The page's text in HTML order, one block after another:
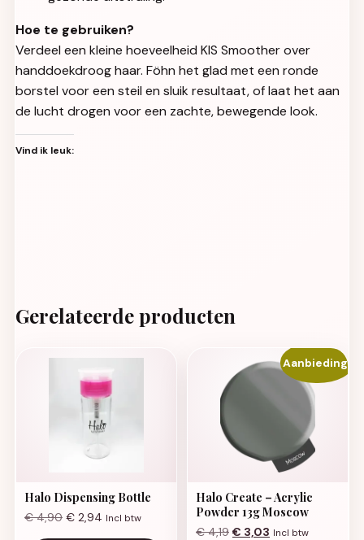
Hoe te gebruiken?
Verdeel een kleine hoeveelheid KIS Smoother over
handdoekdroog haar. Föhn het glad met een ronde
borstel voor een steil en sluik resultaat, of laat het aan
de lucht drogen voor een zachte, bewegende look.
Vind ik leuk:
Gerelateerde producten
Halo Dispensing Bottle
€4,90 € 2,94 Incl btw
Aanbieding!
Halo Create – Acrylic
Powder 13g Moscow
€4,19 Oorspronkelijke prijs
€ 3,03 Huidige prijs is: €
Incl btw